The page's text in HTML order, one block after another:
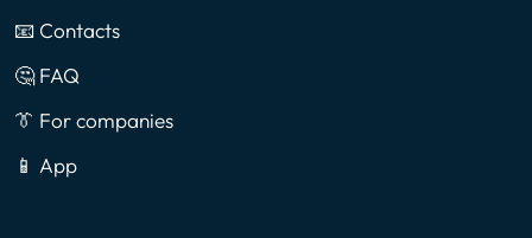
📧 Contacts
🤔 FAQ
👔 For companies
📱 App